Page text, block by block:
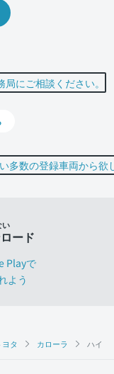
ヨタ カローラ ハイブ
い
ード